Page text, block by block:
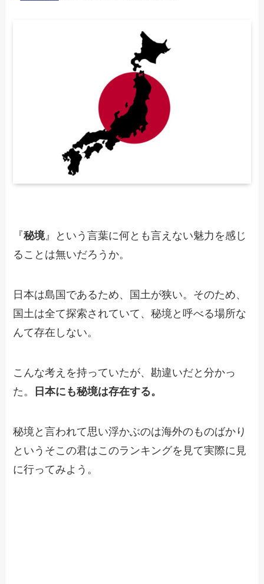
『秘境』という言葉に何とも言えない魅力を感じ
ることは無いだろうか。
日本は島国であるため、国土が狭い。そのため、
国土は全て探索されていて、秘境と呼べる場所な
んて存在しない。
こんな考えを持っていたが、勘違いだと分かっ
た。
日本にも秘境は存在する。
秘境と言われて思い浮かぶのは海外のものばかり
というそこの君はこのランキングを見て実際に見
に行ってみよう。